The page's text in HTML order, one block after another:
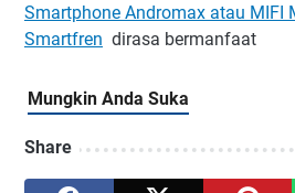
Smartphone Andromax atau MIFI
Smartfren dirasa bermanfaat
Share